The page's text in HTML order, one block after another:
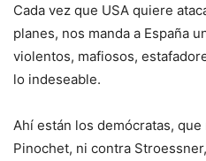
Cada vez que USA quiere
planes, nos manda a España
violentos, mafiosos,
lo indeseable.
Ahí están los demócratas,
Pinochet, ni contra